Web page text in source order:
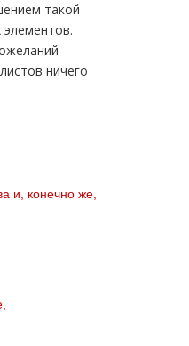
такой
ничего
и, конечно же,